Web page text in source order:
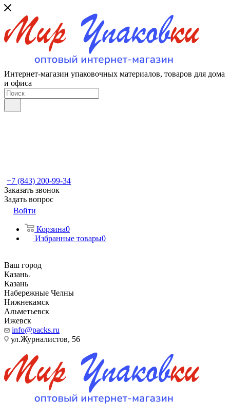
Интернет-магазин упаковочных материалов, товаров для дома
и офиса
+7 (843) 200-99-34
Заказать звонок
Задать вопрос
Войти
Корзина0
Избранные товары0
Ваш город
Казань
Казань
Набережные Челны
Нижнекамск
Альметьевск
Ижевск
info@packs.ru
ул.Журналистов, 56